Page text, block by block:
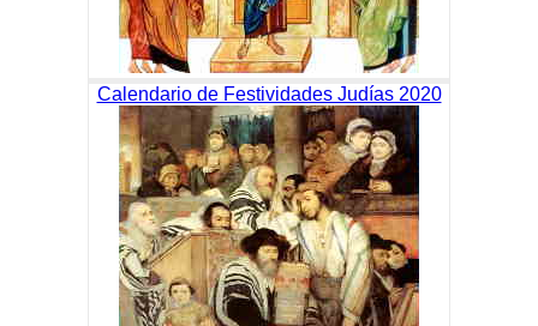
Calendario de Festividades Judías 2020